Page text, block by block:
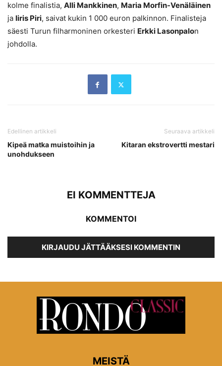
kolme finalistia, Alli Mankkinen, Maria Morfin-Venäläinen
ja Iiris Piri, saivat kukin 1 000 euron palkinnon. Finalisteja
säesti Turun filharmoninen orkesteri Erkki Lasonpalon
johdolla.
Edellinen artikkeli
Kipeä matka muistoihin ja
unohdukseen
Seuraava artikkeli
Kitaran ekstrovertti mestari
EI KOMMENTTEJA
KOMMENTOI
KIRJAUDU JÄTTÄÄKSESI KOMMENTIN
MEISTÄ